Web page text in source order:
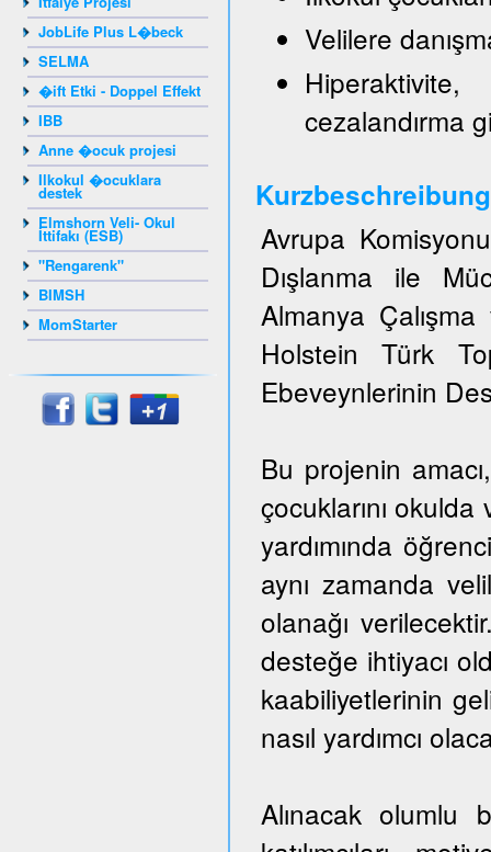
JobLife Plus L�beck
SELMA
�ift Etki - Doppel Effekt
IBB
Anne �ocuk projesi
Ilkokul �ocuklara
destek
Elmshorn Veli- Okul
İttifakı (ESB)
"Rengarenk"
BIMSH
MomStarter
Velilere
cezalandırma
Kurzbeschreibung
Avrupa
Dışlanma ile
Almanya
Holstein Türk
Ebeveynlerinin
Bu projenin
çocuklarını
yardımında
aynı zamanda
olanağı
desteğe ihtiyacı
kaabiliyetlerinin
nasıl yardımcı
Alınacak olumlu